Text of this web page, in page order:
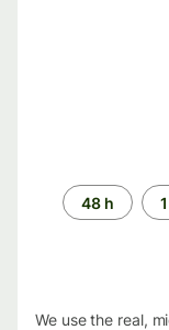
Time
period
48 h
We use the real,